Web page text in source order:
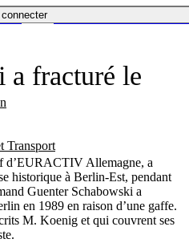
Transport
a fracturé le
d’EURACTIV Allemagne, a
historique à Berlin-Est, pendant
Guenter Schabowski a
en 1989 en raison d’une gaffe.
M. Koenig et qui couvrent ses